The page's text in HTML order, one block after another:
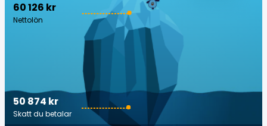
60 126 kr
Nettolön
50 874 kr
Skatt du betalar